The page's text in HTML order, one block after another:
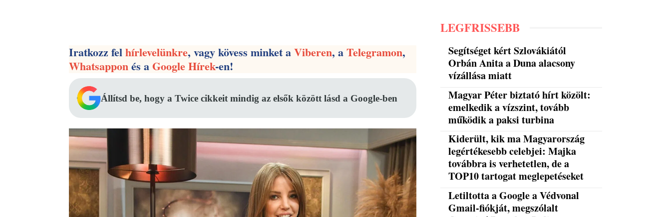
Iratkozz felhírlevelünkre, vagy kövess minket aViberen, aTelegramon,
Whatsapponés aGoogle Hírek-en!
Állítsd be, hogy a Twice cikkeit mindig az elsők között lásd a Google-ben
LEGFRISSEBB
Segítséget kért Szlovákiától
Orbán Anita a Duna alacsony
vízállása miatt
Magyar Péter biztató hírt közölt:
emelkedik a vízszint, tovább
működik a paksi turbina
Kiderült, kik ma Magyarország
legértékesebb celebjei: Majka
továbbra is verhetetlen, de a
TOP10 tartogat meglepetéseket
Letiltotta a Google a Védvonal
Gmail-fiókját, megszólalt